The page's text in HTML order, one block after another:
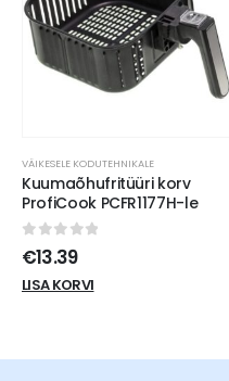
VÄIKESELE KODUTEHNIKALE
Muffiniplaadid Lono Snack
Master WMF 415910011
0out of 5
€7.44
LISA KORVI